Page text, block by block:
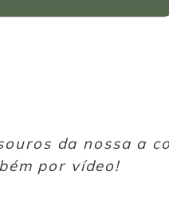
da nossa a
por vídeo!